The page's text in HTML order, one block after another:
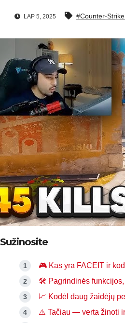
LAP 5, 2025
Sužinosite
🎮 Kas yra FACEIT ir
🛠 Pagrindinės
📈 Kodėl daug žaidėjų
⚠️ Tačiau — verta žinoti